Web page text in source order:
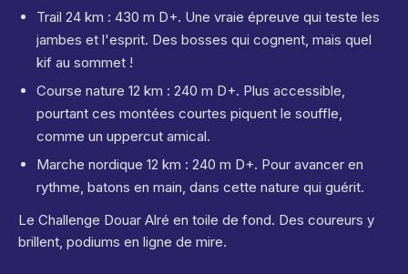
Trail 24 km : 430 m D+. Une vraie épreuve qui teste les
jambes et l'esprit. Des bosses qui cognent, mais quel
kif au sommet !
Course nature 12 km : 240 m D+. Plus accessible,
pourtant ces montées courtes piquent le souffle,
comme un uppercut amical.
Marche nordique 12 km : 240 m D+. Pour avancer en
rythme, batons en main, dans cette nature qui guérit.
Le Challenge Douar Alré en toile de fond. Des coureurs y
brillent, podiums en ligne de mire.